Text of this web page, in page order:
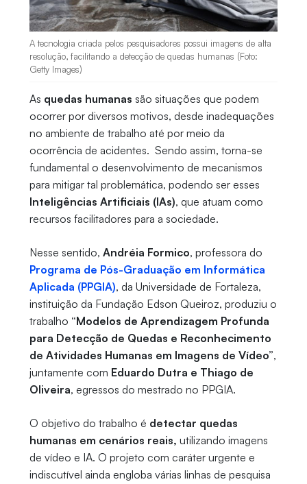
A tecnologia criada pelos pesquisadores possui imagens de alta
resolução, facilitando a detecção de quedas humanas (Foto:
Getty Images)
As quedas humanas são situações que podem
ocorrer por diversos motivos, desde inadequações
no ambiente de trabalho até por meio da
ocorrência de acidentes. Sendo assim, torna-se
fundamental o desenvolvimento de mecanismos
para mitigar tal problemática, podendo ser esses
Inteligências Artificiais (IAs), que atuam como
recursos facilitadores para a sociedade.
Nesse sentido, Andréia Formico, professora do
Programa de Pós-Graduação em Informática
Aplicada (PPGIA), da Universidade de Fortaleza,
instituição da Fundação Edson Queiroz, produziu o
trabalho “Modelos de Aprendizagem Profunda
para Detecção de Quedas e Reconhecimento
de Atividades Humanas em Imagens de Vídeo”,
juntamente com Eduardo Dutra e Thiago de
Oliveira, egressos do mestrado no PPGIA.
O objetivo do trabalho é detectar quedas
humanas em cenários reais, utilizando imagens
de vídeo e IA. O projeto com caráter urgente e
indiscutível ainda engloba várias linhas de pesquisa